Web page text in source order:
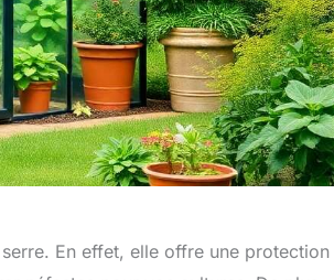
En effet, elle offre une protection